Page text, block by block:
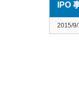
IPO
2015/9/